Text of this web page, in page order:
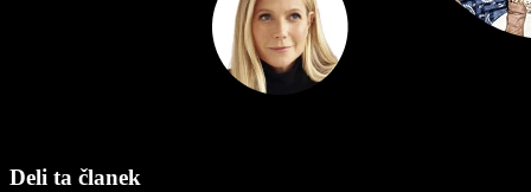
Deli ta članek